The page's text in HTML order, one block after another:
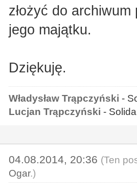
złożyć do
jego majątku.
Dziękuję.
Władysław Trąpczyński -
Lucjan Trąpczyński -
04.08.2014, 20:36 (Ten
Ogar.)